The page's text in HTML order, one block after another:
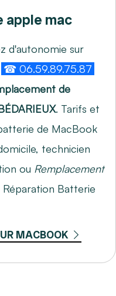
apple mac
d'autonomie sur
☎ 06.59.89.75.87
de
. Tarifs et
de MacBook
technicien
ou Remplacement
Batterie
MACBOOK